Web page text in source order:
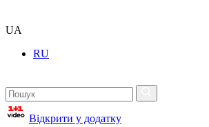
UA
RU
Відкрити у додатку